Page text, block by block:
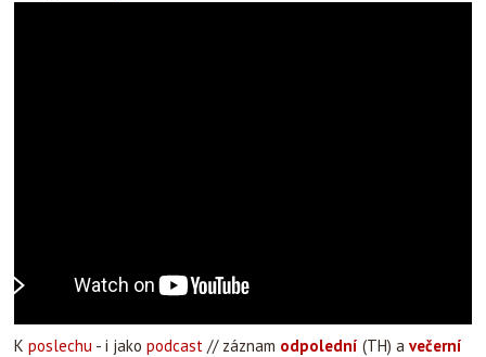
K poslechu - i jako podcast // záznam odpolední (TH) a večerní